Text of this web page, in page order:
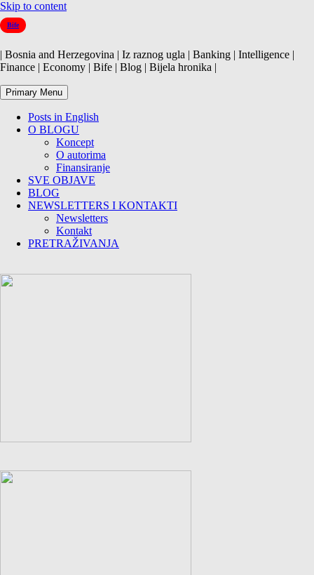
Skip to content
Bife
| Bosnia and Herzegovina | Iz raznog ugla | Banking | Intelligence |
Finance | Economy | Bife | Blog | Bijela hronika |
Primary Menu
Posts in English
O BLOGU
Koncept
O autorima
Finansiranje
SVE OBJAVE
BLOG
NEWSLETTERS I KONTAKTI
Newsletters
Kontakt
PRETRAŽIVANJA